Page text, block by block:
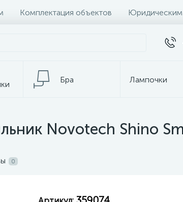
Комплектация объектов Юридическим
Бра Лампочки
лампы
Novotech Shino
0